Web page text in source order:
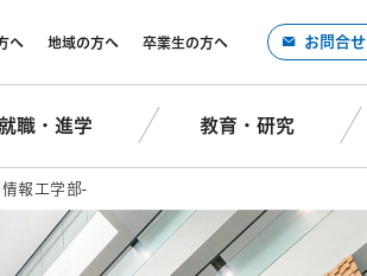
へ 地域の方へ 卒業生の方へ お問合せ
職・進学 教育・研究
報工学部-